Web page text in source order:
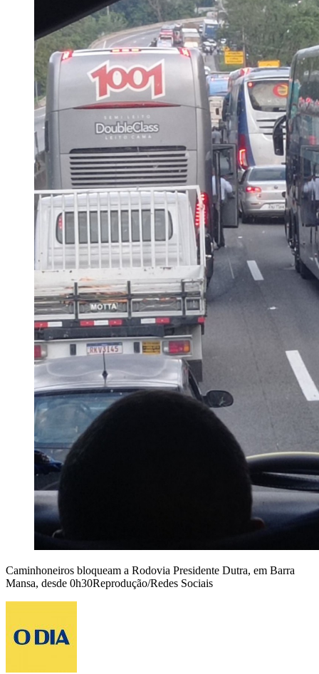
Caminhoneiros bloqueam a Rodovia Presidente Dutra, em Barra
Mansa, desde 0h30Reprodução/Redes Sociais